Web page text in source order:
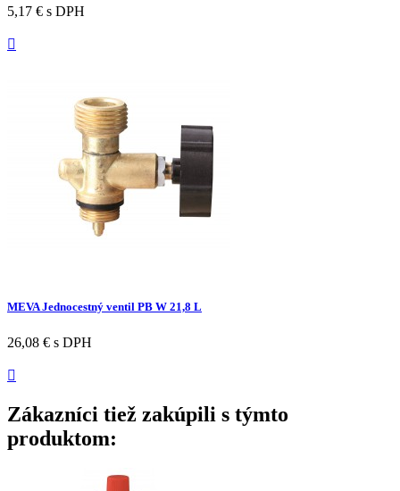
5,17 € s DPH

MEVA Jednocestný ventil PB W 21,8 L
26,08 € s DPH

Zákazníci tiež zakúpili s týmto
produktom: